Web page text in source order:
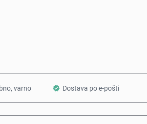
varno Dostava po e-pošti